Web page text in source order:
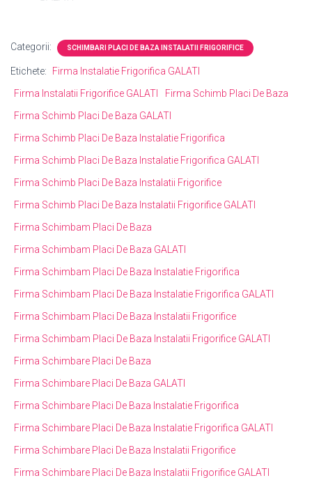
Categorii: SCHIMBARI PLACI DE BAZA INSTALATII FRIGORIFICE
Etichete:
Firma Instalatie Frigorifica GALATI
Firma Instalatii Frigorifice GALATI
Firma Schimb Placi De Baza
Firma Schimb Placi De Baza GALATI
Firma Schimb Placi De Baza Instalatie Frigorifica
Firma Schimb Placi De Baza Instalatie Frigorifica GALATI
Firma Schimb Placi De Baza Instalatii Frigorifice
Firma Schimb Placi De Baza Instalatii Frigorifice GALATI
Firma Schimbam Placi De Baza
Firma Schimbam Placi De Baza GALATI
Firma Schimbam Placi De Baza Instalatie Frigorifica
Firma Schimbam Placi De Baza Instalatie Frigorifica GALATI
Firma Schimbam Placi De Baza Instalatii Frigorifice
Firma Schimbam Placi De Baza Instalatii Frigorifice GALATI
Firma Schimbare Placi De Baza
Firma Schimbare Placi De Baza GALATI
Firma Schimbare Placi De Baza Instalatie Frigorifica
Firma Schimbare Placi De Baza Instalatie Frigorifica GALATI
Firma Schimbare Placi De Baza Instalatii Frigorifice
Firma Schimbare Placi De Baza Instalatii Frigorifice GALATI